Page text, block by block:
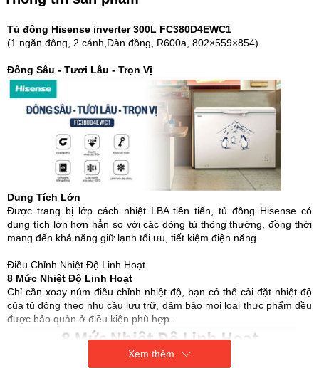
Tủ đông Hisense inverter 300L FC380D4EWC1
(1 ngăn đông, 2 cánh,Dàn đồng, R600a, 802×559×854)
Đông Sâu - Tươi Lâu - Trọn Vị
Dung Tích Lớn
Được trang bị lớp cách nhiệt LBA tiên tiến, tủ đông Hisense có
dung tích lớn hơn hẳn so với các dòng tủ thông thường, đồng thời
mang đến khả năng giữ lạnh tối ưu, tiết kiệm điện năng.
Điều Chỉnh Nhiệt Độ Linh Hoạt
8 Mức Nhiệt Độ Linh Hoạt
Chỉ cần xoay núm điều chỉnh nhiệt độ, bạn có thể cài đặt nhiệt độ
của tủ đông theo nhu cầu lưu trữ, đảm bảo mọi loại thực phẩm đều
được bảo quản ở điều kiện phù hợp.
Xem thêm